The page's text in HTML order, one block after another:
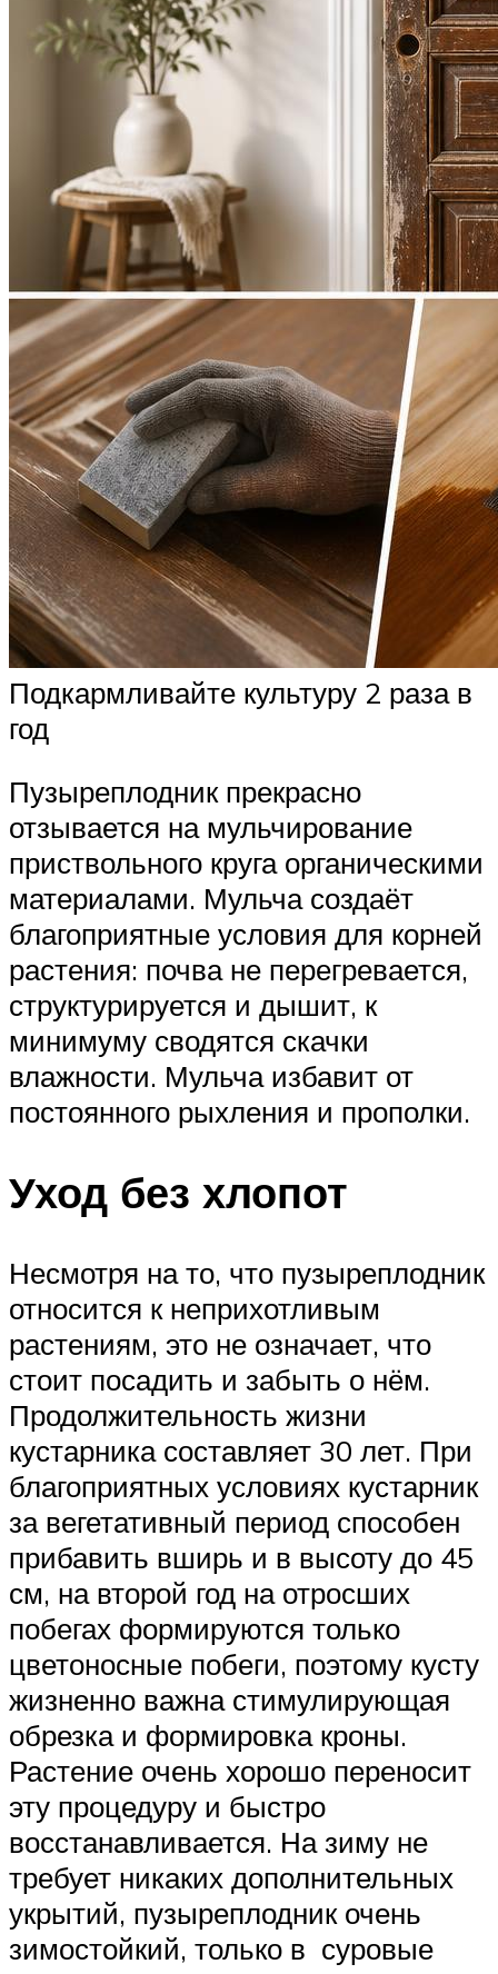
Подкармливайте культуру 2 раза в
год
Пузыреплодник прекрасно
отзывается на мульчирование
приствольного круга органическими
материалами. Мульча создаёт
благоприятные условия для корней
растения: почва не перегревается,
структурируется и дышит, к
минимуму сводятся скачки
влажности. Мульча избавит от
постоянного рыхления и прополки.
Уход без хлопот
Несмотря на то, что пузыреплодник
относится к неприхотливым
растениям, это не означает, что
стоит посадить и забыть о нём.
Продолжительность жизни
кустарника составляет 30 лет. При
благоприятных условиях кустарник
за вегетативный период способен
прибавить вширь и в высоту до 45
см, на второй год на отросших
побегах формируются только
цветоносные побеги, поэтому кусту
жизненно важна стимулирующая
обрезка и формировка кроны.
Растение очень хорошо переносит
эту процедуру и быстро
восстанавливается. На зиму не
требует никаких дополнительных
укрытий, пузыреплодник очень
зимостойкий, только в суровые